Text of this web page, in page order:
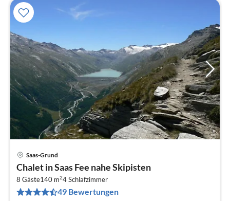
Saas-Grund
Chalet in Saas Fee nahe Skipisten
8 Gäste140 m24Schlafzimmer
49 Bewertungen